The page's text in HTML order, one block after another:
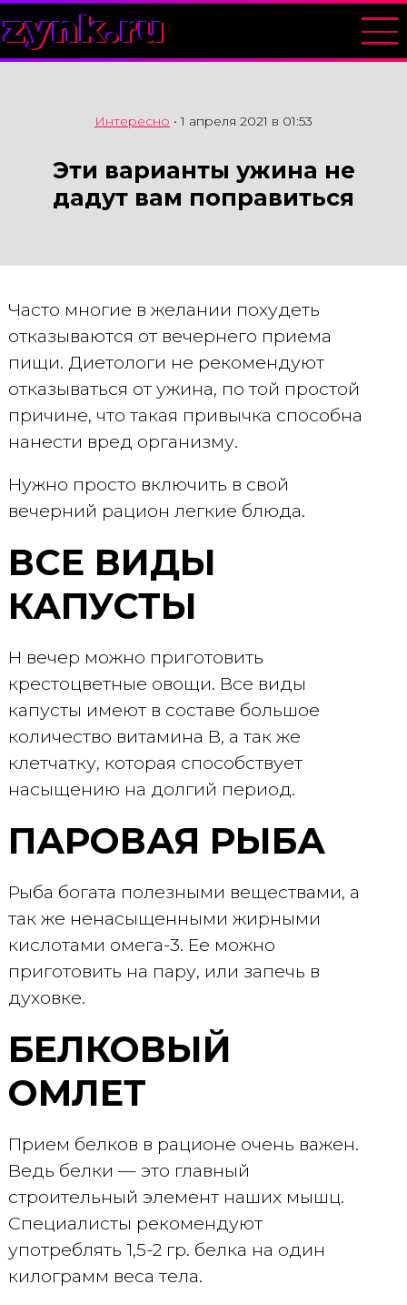
zynk.ru
Интересно •1 апреля 2021 в 01:53
Эти варианты ужина не
дадут вам поправиться
Часто многие в желании похудеть
отказываются от вечернего приема
пищи. Диетологи не рекомендуют
отказываться от ужина, по той простой
причине, что такая привычка способна
нанести вред организму.
Нужно просто включить в свой
вечерний рацион легкие блюда.
ВСЕ ВИДЫ
КАПУСТЫ
Н вечер можно приготовить
крестоцветные овощи. Все виды
капусты имеют в составе большое
количество витамина В, а так же
клетчатку, которая способствует
насыщению на долгий период.
ПАРОВАЯ РЫБА
Рыба богата полезными веществами, а
так же ненасыщенными жирными
кислотами омега-3. Ее можно
приготовить на пару, или запечь в
духовке.
БЕЛКОВЫЙ
ОМЛЕТ
Прием белков в рационе очень важен.
Ведь белки — это главный
строительный элемент наших мышц.
Специалисты рекомендуют
употреблять 1,5-2 гр. белка на один
килограмм веса тела.